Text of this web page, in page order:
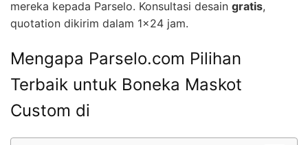
mereka kepada Parselo. Konsultasi desain gratis,
quotation dikirim dalam 1×24 jam.
Mengapa Parselo.com Pilihan
Terbaik untuk Boneka Maskot
Custom di